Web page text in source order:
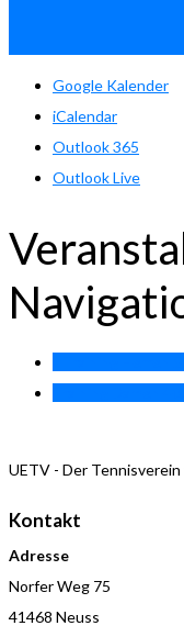
Google Kalender
iCalendar
Outlook 365
Outlook Live
UETV - Der
Kontakt
Adresse
Norfer Weg 75
41468 Neuss